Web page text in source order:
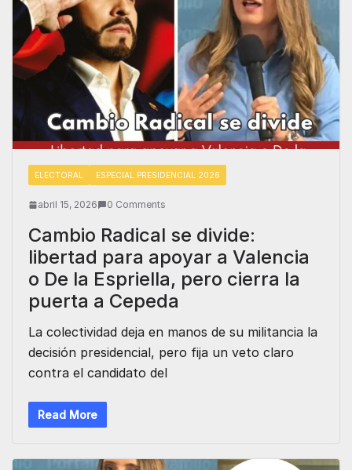
ELECTORAL ESPECIAL PRESIDENCIAL 2026
abril 15, 2026 0 Comments
Cambio Radical se divide:
libertad para apoyar a Valencia
o De la Espriella, pero cierra la
puerta a Cepeda
La colectividad deja en manos de su militancia la
decisión presidencial, pero fija un veto claro
contra el candidato del
Read More